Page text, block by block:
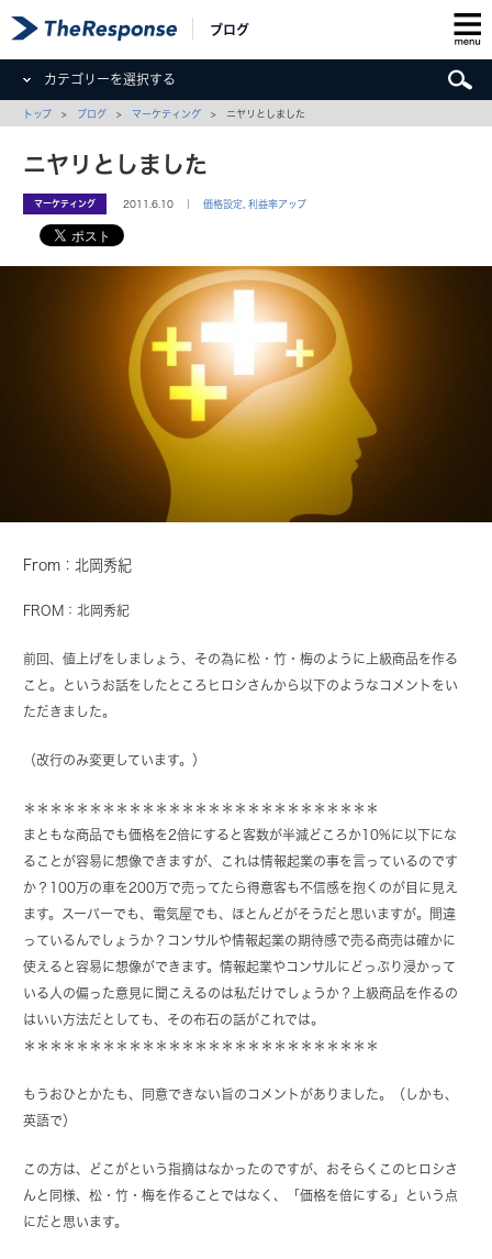
ブログ
カテゴリーを選択する
トップ > ブログ > マーケティング > ニヤリとしました
ニヤリとしました
マーケティング 2011.6.10 ｜価格設定 ,利益率アップ
From：北岡秀紀
FROM：北岡秀紀
前回、値上げをしましょう、その為に松・竹・梅のように上級商品を作る
こと。というお話をしたところヒロシさんから以下のようなコメントをい
ただきました。
（改行のみ変更しています。）
＊＊＊＊＊＊＊＊＊＊＊＊＊＊＊＊＊＊＊＊＊＊＊＊＊＊＊
まともな商品でも価格を2倍にすると客数が半減どころか10%に以下にな
ることが容易に想像できますが、これは情報起業の事を言っているのです
か？100万の車を200万で売ってたら得意客も不信感を抱くのが目に見え
ます。スーパーでも、電気屋でも、ほとんどがそうだと思いますが。間違
っているんでしょうか？コンサルや情報起業の期待感で売る商売は確かに
使えると容易に想像ができます。情報起業やコンサルにどっぷり浸かって
いる人の偏った意見に聞こえるのは私だけでしょうか？上級商品を作るの
はいい方法だとしても、その布石の話がこれでは。
＊＊＊＊＊＊＊＊＊＊＊＊＊＊＊＊＊＊＊＊＊＊＊＊＊＊＊
もうおひとかたも、同意できない旨のコメントがありました。（しかも、
英語で）
この方は、どこがという指摘はなかったのですが、おそらくこのヒロシさ
んと同様、松・竹・梅を作ることではなく、「価格を倍にする」という点
にだと思います。